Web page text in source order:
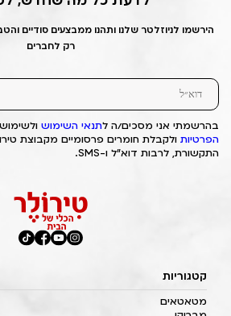
הירשמו לניוזלטר שלנו ותהנו ממבצעים סודיים
רק לחברים
בהרשמתי אני מסכים/ה לתנאי השימוש
הפרטיות ולקבלת חומרים פרסומיים מקבוצת
התקשורת, לרבות דוא"ל ו-SMS.
קטגוריות
מטאטאים